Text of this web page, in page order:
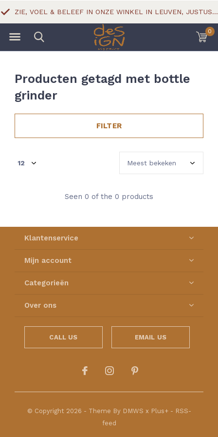
0
ZIE, VOEL & BELEEF IN ONZE WINKEL IN LEUVEN, JUSTUS LIPSIUSSTRAAT 18
Producten getagd met bottle
grinder
FILTER
Seen 0 of the 0 products
Klantenservice
Mijn account
Categorieën
Over ons
CALL US EMAIL US
© Copyright 2026 - Theme By DMWS x Plus+- RSS-
feed